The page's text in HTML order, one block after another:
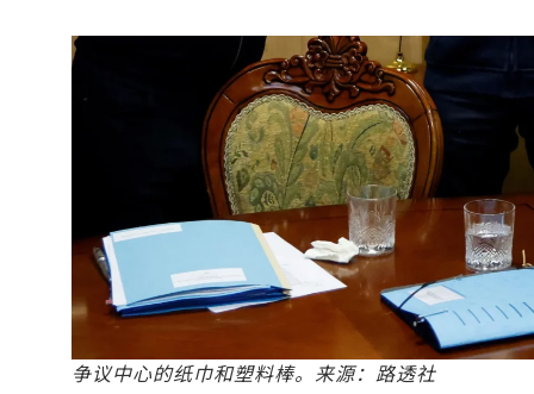
争议中心的纸巾和塑料棒。来源：路透社